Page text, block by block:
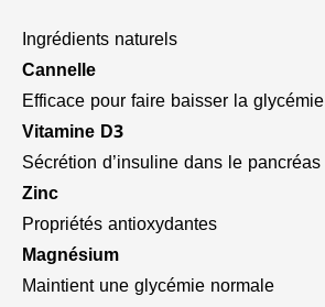
Ingrédients naturels
Cannelle
Efficace pour faire baisser la glycémie
Vitamine D3
Sécrétion d’insuline dans le pancréas
Zinc
Propriétés antioxydantes
Magnésium
Maintient une glycémie normale